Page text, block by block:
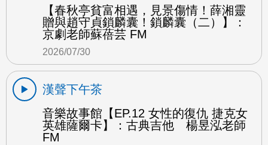
【春秋亭貧富相遇，見景傷情！薛湘靈
贈與趙守貞鎖麟囊！鎖麟囊（二）】：
京劇老師蘇蓓芸 FM
2026/07/30
漢聲下午茶
音樂故事館【EP.12 女性的復仇 捷克女
英雄薩爾卡】：古典吉他 楊昱泓老師
FM